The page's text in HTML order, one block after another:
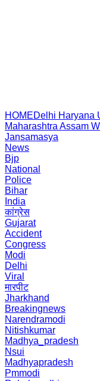
HOMEDelhi Haryana
Maharashtra Assam
Jansamasya
News
Bjp
National
Police
Bihar
India
कांग्रेस
Gujarat
Accident
Congress
Modi
Delhi
Viral
मारपीट
Jharkhand
Breakingnews
Narendramodi
Nitishkumar
Madhya_pradesh
Nsui
Madhyapradesh
Pmmodi